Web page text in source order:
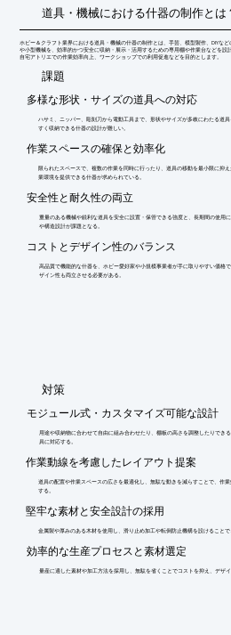
道具・機械における什器の制作とは
ホビー＆クラフト業界における道具・機械の什器の制作とは、手芸、模型製作、DIYな
や小型機械を、効率的かつ安全に収納・展示・活用するための専用棚や作業台などを設
自宅アトリエでの作業効率向上、ワークショップでの利用促進などを目的とします。
​課題
多様な形状・サイズの道具への対応
ハサミ、ニッパー、彫刻刀から電動工具まで、形状やサイズが多岐にわたる道
すく収納できる什器の設計が難しい。
作業スペースの確保と効率化
限られたスペースで、複数の作業を同時に行ったり、道具の移動を最小限に抑
業環境を提供できる什器が求められている。
安全性と耐久性の両立
重量のある機械や鋭利な道具を安全に設置・保管できる強度と、長期間の使用
や構造設計が課題となる。
コストとデザイン性のバランス
高品質で機能的な什器を、ホビー愛好家や小規模事業者が手に取りやすい価格
ザイン性も両立させる必要がある。
​対策
モジュール式・カスタマイズ可能な設計
用途や収納物に合わせて自由に組み合わせたり、棚板の高さを調整したりでき
具に対応する。
作業動線を考慮したレイアウト提案
道具の配置や作業スペースの広さを最適化し、無駄な動きを減らすことで、作
する。
堅牢な素材と安全設計の採用
金属製や厚みのある木材を使用し、滑り止め加工や転倒防止機構を設けることで
効率的な生産プロセスと素材選定
量産に適した素材や加工方法を採用し、無駄を省くことでコストを抑え、デザイ